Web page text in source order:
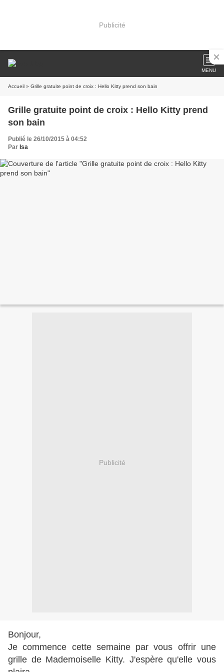
Publicité
MENU
Accueil » Grille gratuite point de croix : Hello Kitty prend son bain
Grille gratuite point de croix : Hello Kitty prend
son bain
Publié le 26/10/2015 à 04:52
Par Isa
Publicité
Bonjour,
Je commence cette semaine par vous offrir une
grille de Mademoiselle Kitty. J'espère qu'elle vous